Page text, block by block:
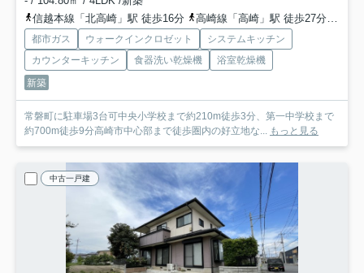
信越本線「北高崎」駅 徒歩16分
高崎線「高崎」駅 徒歩27分
都市ガス ウォークインクロゼット
システムキッチン
カウンターキッチン
食器洗い乾燥機
浴室乾燥機
新築
常磐町に駐車場3台可中央小学校まで約210m徒歩3分、第一中学校まで
約700m徒歩9分高崎市中心部まで徒歩圏内の好立地な... もっと見る
中古一戸建